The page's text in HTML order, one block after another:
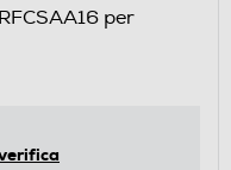
per